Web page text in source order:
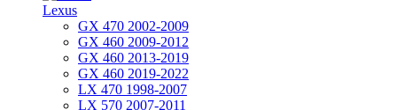
Lexus
GX 470 2002-2009
GX 460 2009-2012
GX 460 2013-2019
GX 460 2019-2022
LX 470 1998-2007
LX 570 2007-2011